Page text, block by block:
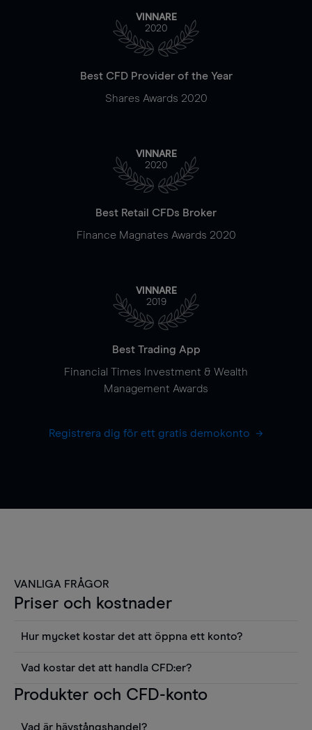
VINNARE
2020
Best CFD Provider of the Year
Shares Awards 2020
VINNARE
2020
Best Retail CFDs Broker
Finance Magnates Awards 2020
VINNARE
2019
Best Trading App
Financial Times Investment & Wealth
Management Awards
Registrera dig för ett gratis demokonto
VANLIGA FRÅGOR
Priser och kostnader
Hur mycket kostar det att öppna ett konto?
använda sådana verktyg som diagram, Reuters
aktierapporter utan kostnad.
Vad kostar det att handla CFD:er?
Det är en rad kostnader att tänka på när man
innehavskostnader (för positioner som hålls öppna
Produkter och CFD-konto
Vad är hävstångshandel?